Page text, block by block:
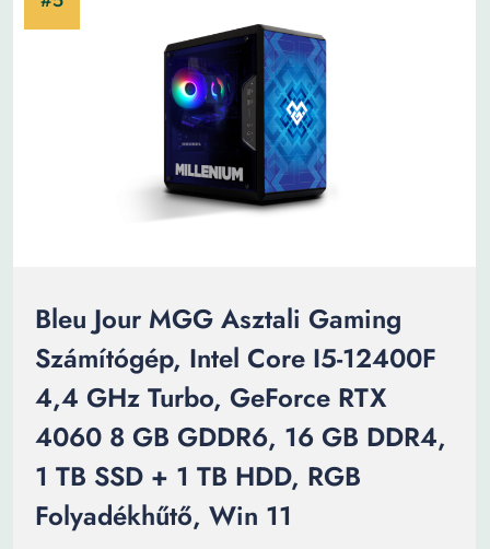
Bleu Jour MGG Asztali Gaming
Számítógép, Intel Core I5-12400F
4,4 GHz Turbo, GeForce RTX
4060 8 GB GDDR6, 16 GB DDR4,
1 TB SSD + 1 TB HDD, RGB
Folyadékhűtő, Win 11